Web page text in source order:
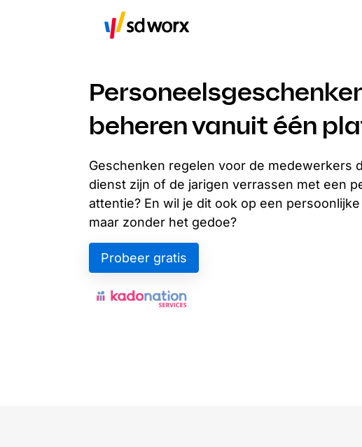
beheren vanuit één
Geschenken regelen voor de medewerkers
dienst zijn of de jarigen verrassen met een
attentie? En wil je dit ook op een
maar zonder het gedoe?
Probeer gratis